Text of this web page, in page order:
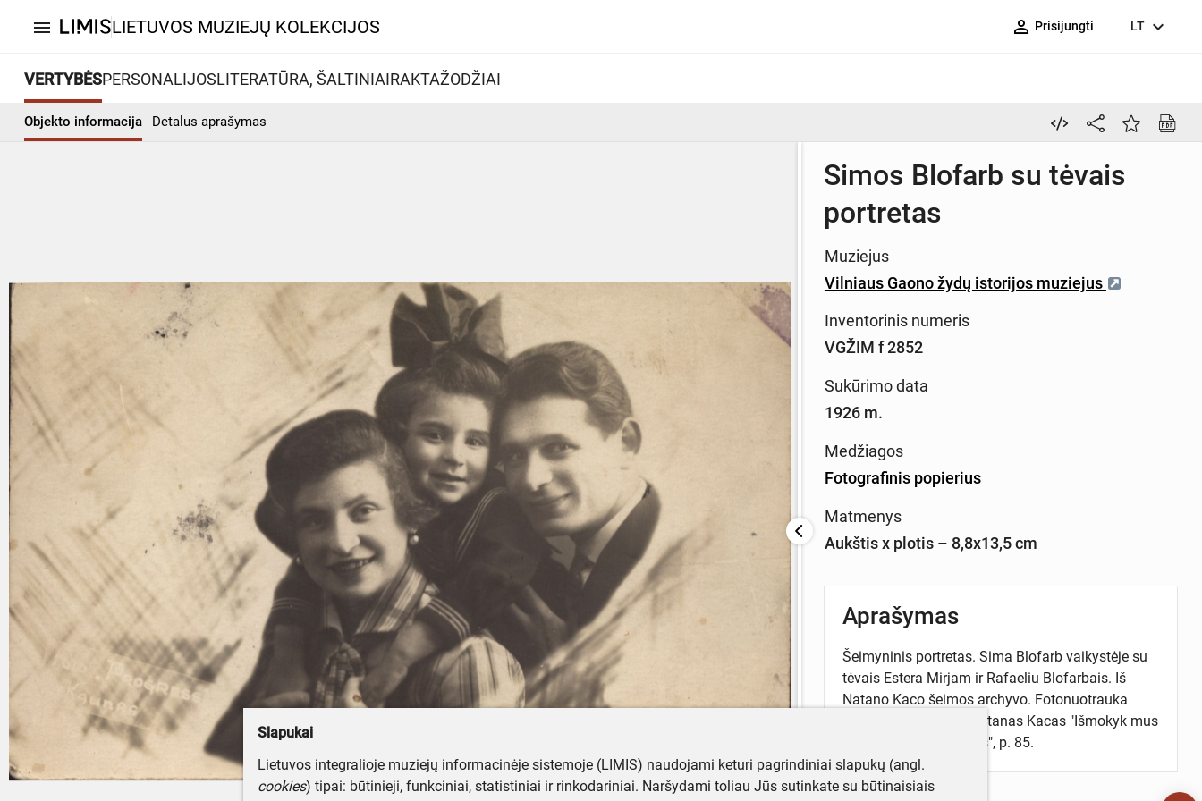
menu LIETUVOS MUZIEJŲ KOLEKCIJOS person_outline Prisijungti LT expand_more
VERTYBĖSPERSONALIJOSLITERATŪRA, ŠALTINIAIRAKTAŽODŽIAI
Objekto informacija Detalus aprašymas
Simos Blofarb su tėvais
portretas
Muziejus
Vilniaus Gaono žydų istorijos muziejus
Inventorinis numeris
VGŽIM f 2852
Sukūrimo data
1926 m.
Medžiagos
Fotografinis popierius
Matmenys
Aukštis x plotis – 8,8x13,5 cm
Aprašymas
Šeimyninis portretas. Sima Blofarb vaikystėje su
tėvais Estera Mirjam ir Rafaeliu Blofarbais. Iš
Natano Kaco šeimos archyvo. Fotonuotrauka
publikuota knygoje: Natanas Kacas "Išmokyk mus
skaičiuoti mūsų dienas", p. 85.
Slapukai
Lietuvos integralioje muziejų informacinėje sistemoje (LIMIS) naudojami keturi pagrindiniai slapukų (angl.
cookies) tipai: būtinieji, funkciniai, statistiniai ir rinkodariniai. Naršydami toliau Jūs sutinkate su būtinaisiais